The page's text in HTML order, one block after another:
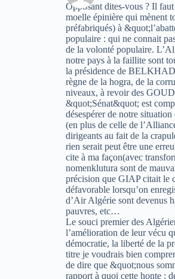
Opposant dites-vous ? Il
moelle épinière qui mènent
préfabriqués) à
populaire : qui ne connait
de la volonté populaire.
notre pays à la faillite sont
la présidence de
règne de la hogra, de la
niveaux, à revoir des
&quot;Sénat&quot; est
désespérer de notre
(en plus de celle de
dirigeants au fait de la
rien serait peut être une
cite à ma façon(avec
nomenklutura sont de
précision que GIAP citait le
défavorable lorsqu’on
d’Air Algérie sont devenus
pauvres, etc…
Le souci premier des
l’amélioration de leur vécu
démocratie, la liberté de la
titre je voudrais bien
de dire que &quot;nous
rapport à quoi cette honte :